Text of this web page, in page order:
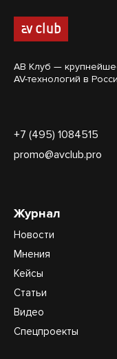
АВ Клуб —
AV-технологий в
+7 (495) 1084515
promo@avclub.pro
Журнал
Новости
Мнения
Кейсы
Статьи
Видео
Спецпроекты